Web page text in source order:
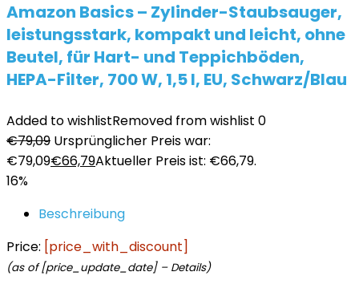
Amazon Basics – Zylinder-Staubsauger,
leistungsstark, kompakt und leicht, ohne
Beutel, für Hart- und Teppichböden,
HEPA-Filter, 700 W, 1,5 l, EU, Schwarz/Blau
Added to wishlistRemoved from wishlist 0
€79,09 Ursprünglicher Preis war:
€79,09€66,79Aktueller Preis ist: €66,79.
16%
Beschreibung
Price: [price_with_discount]
(as of [price_update_date] – Details)